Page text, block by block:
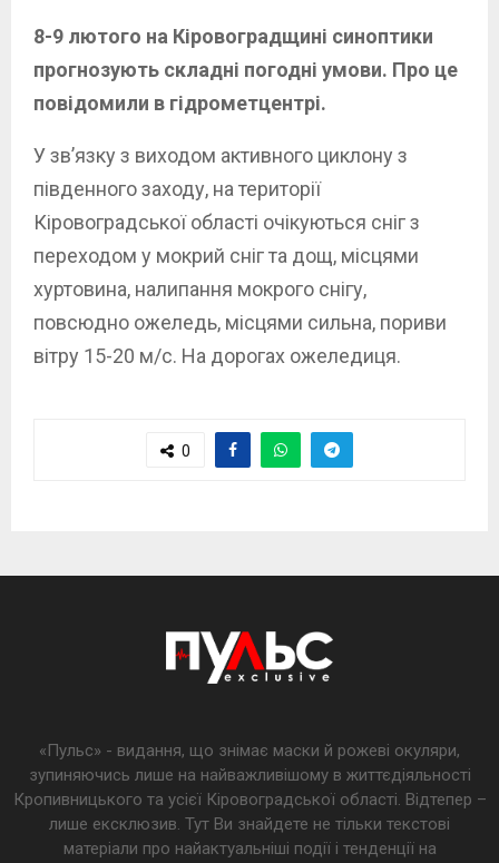
8-9 лютого на Кіровоградщині синоптики
прогнозують складні погодні умови. Про це
повідомили в гідрометцентрі.
У зв’язку з виходом активного циклону з
південного заходу, на території
Кіровоградської області очікуються сніг з
переходом у мокрий сніг та дощ, місцями
хуртовина, налипання мокрого снігу,
повсюдно ожеледь, місцями сильна, пориви
вітру 15-20 м/с. На дорогах ожеледиця.
0
«Пульс» - видання, що знімає маски й рожеві окуляри,
зупиняючись лише на найважливішому в життєдіяльності
Кропивницького та усієї Кіровоградської області. Відтепер –
лише ексклюзив. Тут Ви знайдете не тільки текстові
матеріали про найактуальніші події і тенденції на